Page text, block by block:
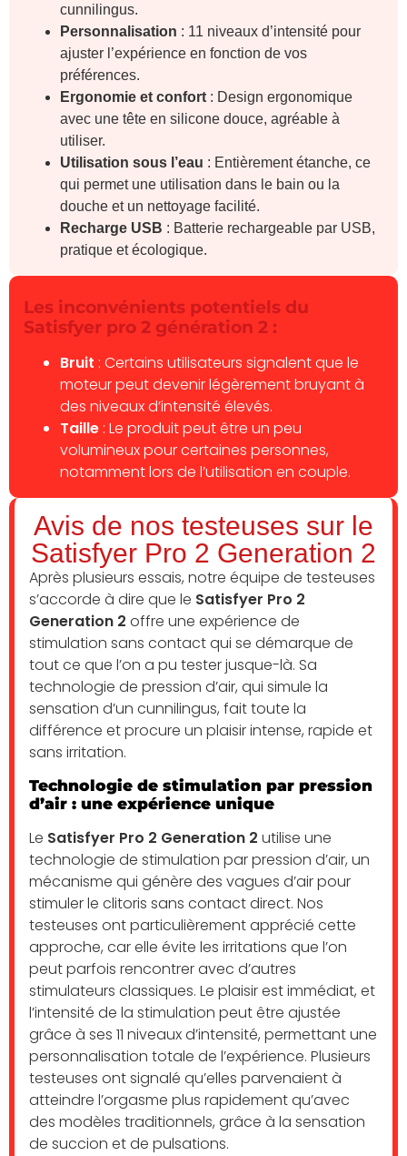
cunnilingus.
Personnalisation : 11 niveaux d’intensité pour
ajuster l’expérience en fonction de vos
préférences.
Ergonomie et confort : Design ergonomique
avec une tête en silicone douce, agréable à
utiliser.
Utilisation sous l’eau : Entièrement étanche, ce
qui permet une utilisation dans le bain ou la
douche et un nettoyage facilité.
Recharge USB : Batterie rechargeable par USB,
pratique et écologique.
Les inconvénients potentiels du
Satisfyer pro 2 génération 2 :
Bruit : Certains utilisateurs signalent que le
moteur peut devenir légèrement bruyant à
des niveaux d’intensité élevés.
Taille : Le produit peut être un peu
volumineux pour certaines personnes,
notamment lors de l’utilisation en couple.
Avis de nos testeuses sur le
Satisfyer Pro 2 Generation 2
Après plusieurs essais, notre équipe de testeuses
s’accorde à dire que le Satisfyer Pro 2
Generation 2 offre une expérience de
stimulation sans contact qui se démarque de
tout ce que l’on a pu tester jusque-là. Sa
technologie de pression d’air, qui simule la
sensation d’un cunnilingus, fait toute la
différence et procure un plaisir intense, rapide et
sans irritation.
Technologie de stimulation par pression
d’air : une expérience unique
Le Satisfyer Pro 2 Generation 2 utilise une
technologie de stimulation par pression d’air, un
mécanisme qui génère des vagues d’air pour
stimuler le clitoris sans contact direct. Nos
testeuses ont particulièrement apprécié cette
approche, car elle évite les irritations que l’on
peut parfois rencontrer avec d’autres
stimulateurs classiques. Le plaisir est immédiat, et
l’intensité de la stimulation peut être ajustée
grâce à ses 11 niveaux d’intensité, permettant une
personnalisation totale de l’expérience. Plusieurs
testeuses ont signalé qu’elles parvenaient à
atteindre l’orgasme plus rapidement qu’avec
des modèles traditionnels, grâce à la sensation
de succion et de pulsations.